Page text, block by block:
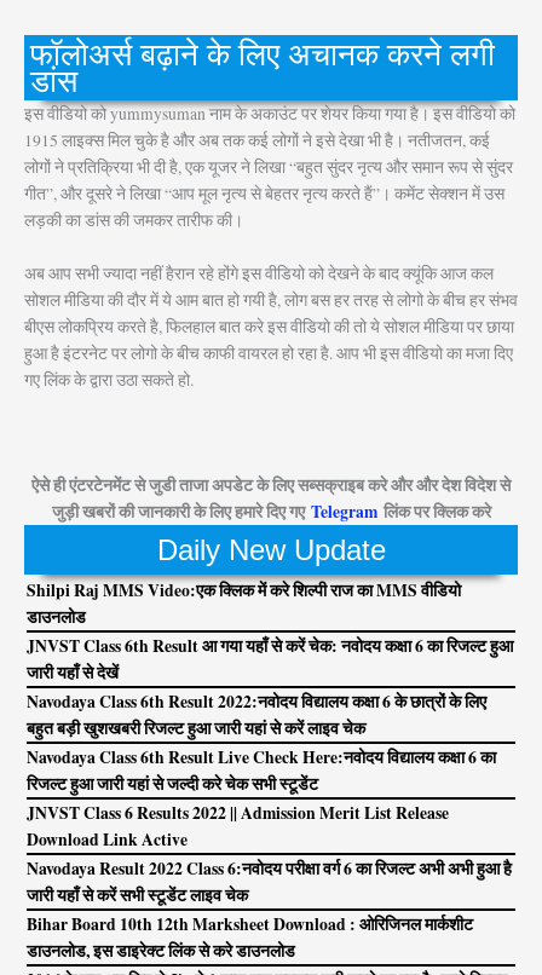
फॉलोअर्स बढ़ाने के लिए अचानक करने लगी
डांस
इस वीडियो को yummysuman नाम के अकाउंट पर शेयर किया गया है। इस वीडियो को
1915 लाइक्स मिल चुके है और अब तक कई लोगों ने इसे देखा भी है। नतीजतन, कई
लोगों ने प्रतिक्रिया भी दी है, एक यूजर ने लिखा “बहुत सुंदर नृत्य और समान रूप से सुंदर
गीत”, और दूसरे ने लिखा “आप मूल नृत्य से बेहतर नृत्य करते हैं”। कमेंट सेक्शन में उस
लड़की का डांस की जमकर तारीफ की।
अब आप सभी ज्यादा नहीं हैरान रहे होंगे इस वीडियो को देखने के बाद क्यूंकि आज कल
सोशल मीडिया की दौर में ये आम बात हो गयी है, लोग बस हर तरह से लोगो के बीच हर संभव
बीएस लोकप्रिय करते है, फिलहाल बात करे इस वीडियो की तो ये सोशल मीडिया पर छाया
हुआ है इंटरनेट पर लोगो के बीच काफी वायरल हो रहा है. आप भी इस वीडियो का मजा दिए
गए लिंक के द्वारा उठा सकते हो.
ऐसे ही एंटरटेनमेंट से जुडी ताजा अपडेट के लिए सब्सक्राइब करे और और देश विदेश से
जुड़ी खबरों की जानकारी के लिए हमारे दिए गए Telegramलिंक पर क्लिक करे
Daily New Update
Shilpi Raj MMS Video:एक क्लिक में करे शिल्पी राज का MMS वीडियो
डाउनलोड
JNVST Class 6th Result आ गया यहाँ से करें चेक: नवोदय कक्षा 6 का रिजल्ट हुआ
जारी यहाँ से देखें
Navodaya Class 6th Result 2022:नवोदय विद्यालय कक्षा 6 के छात्रों के लिए
बहुत बड़ी खुशखबरी रिजल्ट हुआ जारी यहां से करें लाइव चेक
Navodaya Class 6th Result Live Check Here:नवोदय विद्यालय कक्षा 6 का
रिजल्ट हुआ जारी यहां से जल्दी करे चेक सभी स्टूडेंट
JNVST Class 6 Results 2022 || Admission Merit List Release
Download Link Active
Navodaya Result 2022 Class 6:नवोदय परीक्षा वर्ग 6 का रिजल्ट अभी अभी हुआ है
जारी यहाँ से करें सभी स्टूडेंट लाइव चेक
Bihar Board 10th 12th Marksheet Download : ओरिजिनल मार्कशीट
डाउनलोड, इस डाइरेक्ट लिंक से करे डाउनलोड